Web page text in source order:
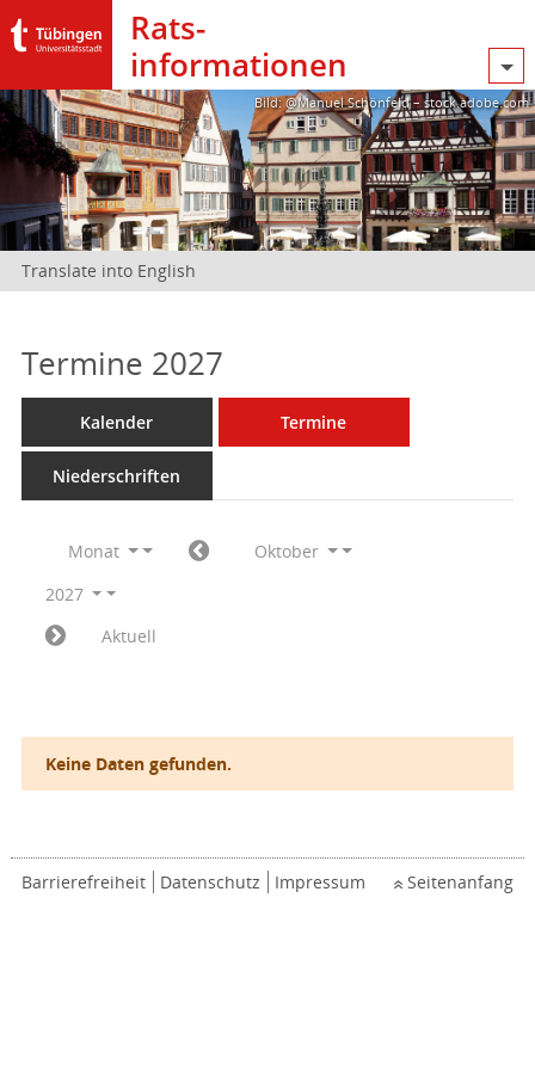
Rats­
informationen
Bild: @Manuel Schönfeld – stock.adobe.com
Translate into English
Termine 2027
Kalender Termine
Niederschriften
Monat
Oktober
2027
Aktuell
Keine Daten gefunden.
Barrierefreiheit Datenschutz Impressum Seitenanfang